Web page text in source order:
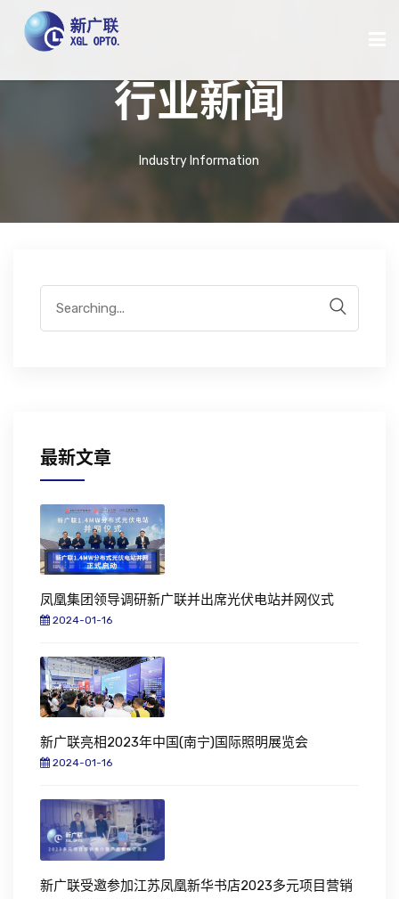
解决方案
联系我们
LANGUAGE
行业新闻
Industry Information
最新文章
凤凰集团领导调研新广联并出席光伏电站并网仪式
2024-01-16
新广联亮相2023年中国(南宁)国际照明展览会
2024-01-16
新广联受邀参加江苏凤凰新华书店2023多元项目营销